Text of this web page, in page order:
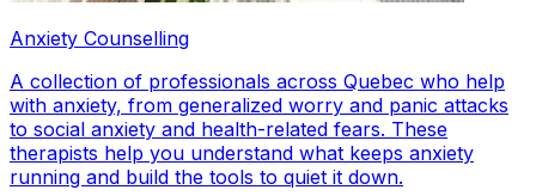
Anxiety Counselling
A collection of professionals across Quebec who help
with anxiety, from generalized worry and panic attacks
to social anxiety and health-related fears. These
therapists help you understand what keeps anxiety
running and build the tools to quiet it down.